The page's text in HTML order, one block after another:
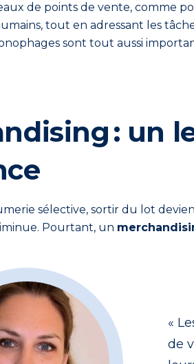
de points de vente, comme
tout en adressant les
sont tout aussi
: un
sélective, sortir du lot
Pourtant, un
«
de